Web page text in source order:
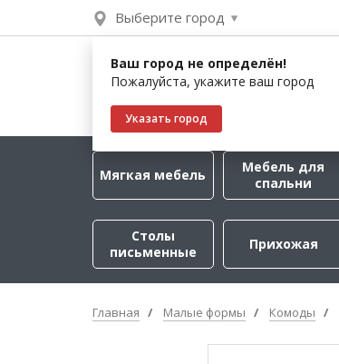
Выберите город
Ваш город не определён!
Пожалуйста, укажите ваш город
Указать город
Мягкая мебель
Мебель для
спальни
Столы
письменные
Прихожая
Главная Малые формы Комоды